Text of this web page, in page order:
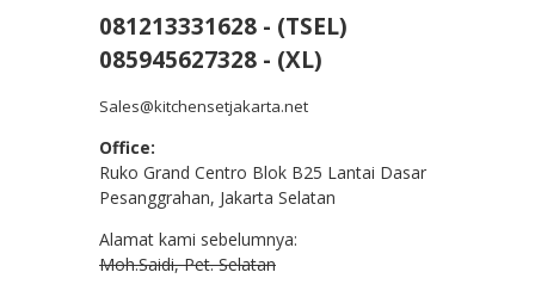
081213331628 - (TSEL)
085945627328 - (XL)
Sales@kitchensetjakarta.net
Office:
Ruko Grand Centro Blok B25 Lantai Dasar
Pesanggrahan, Jakarta Selatan
Alamat kami sebelumnya:
Moh.Saidi, Pet. Selatan